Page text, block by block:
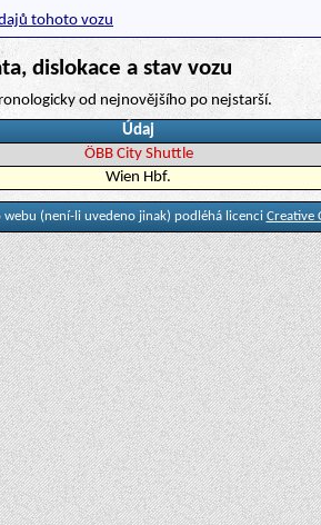
tohoto vozu
dislokace a stav vozu
od nejnovějšího po nejstarší.
Údaj
ÖBB City Shuttle
Wien Hbf.
webu (není-li uvedeno jinak) podléhá licenci Creative